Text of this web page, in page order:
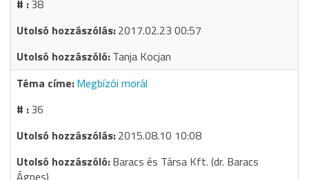
38
2017.02.23 00:57
Tanja Kocjan
Megbízói morál
36
2015.08.10 10:08
Baracs és Társa Kft. (dr. Baracs
Ágnes)